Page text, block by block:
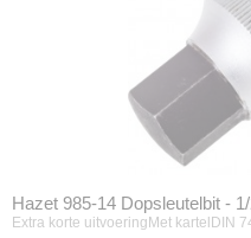
Hazet 985-14 Dopsleutelbit -
Extra korte uitvoeringMet kartelDIN